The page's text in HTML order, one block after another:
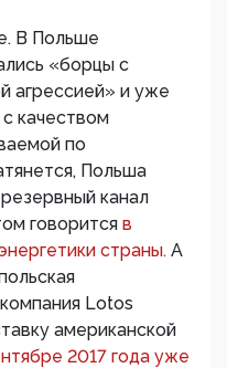
В Польше
«борцы с
агрессией» и уже
с качеством
по
Польша
канал
говорится в
страны. А
Lotos
американской
2017 года уже